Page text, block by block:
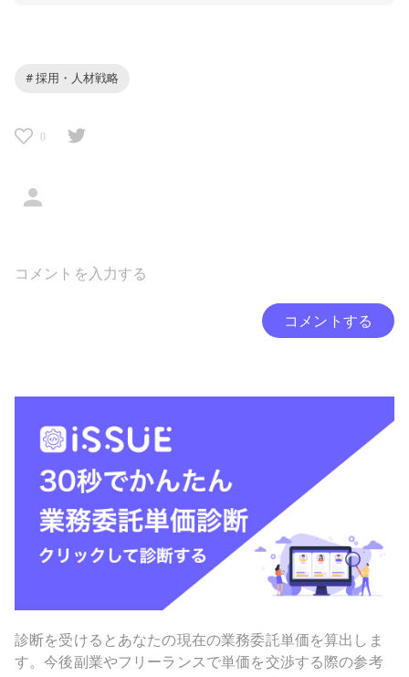
# 採用・人材戦略
0
コメントする
診断を受けるとあなたの現在の業務委託単価を算出しま
す。今後副業やフリーランスで単価を交渉する際の参考